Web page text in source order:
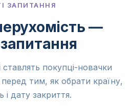
ЗАПИТАННЯ
—
запитання
ставлять покупці-новачки
тим, як обрати країну,
і дату закриття.